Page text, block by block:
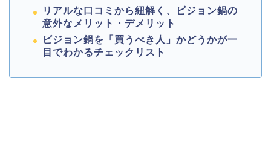
リアルな口コミから紐解く、ビジョン鍋の
意外なメリット・デメリット
ビジョン鍋を「買うべき人」かどうかが一
目でわかるチェックリスト